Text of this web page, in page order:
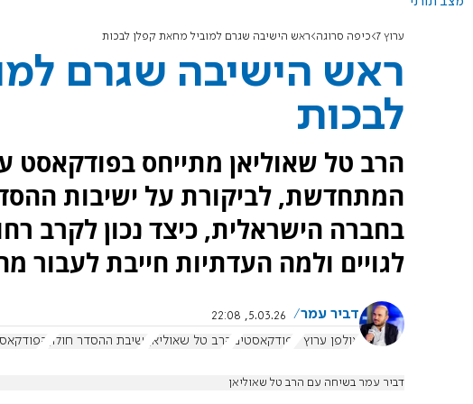
ערוץ 7 כיפה סרוגה ראש הישיבה שגרם למוביל מחאת קפלן לבכות
ראש הישיבה שגרם
לבכות
המתחדשת, לביקורת על ישיבות
בחברה הישראלית, כיצד נכון לקרב
לגויים ולמה העדתיות חייבת לעבור
דביר עמר
5.03.26, 22:08
אולפן ערוץ 7
פודקאסטים הרב טל שאוליאן ישיבת ההסדר חולון
דביר עמר בשיחה עם הרב טל שאוליאן